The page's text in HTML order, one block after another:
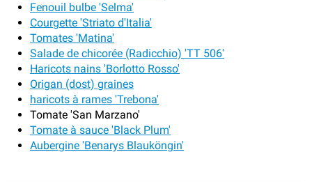
Fenouil bulbe 'Selma'
Courgette 'Striato d'Italia'
Tomates 'Matina'
Salade de chicorée (Radicchio) 'TT 506'
Haricots nains 'Borlotto Rosso'
Origan (dost) graines
haricots à rames 'Trebona'
Tomate 'San Marzano'
Tomate à sauce 'Black Plum'
Aubergine 'Benarys Blauköngin'